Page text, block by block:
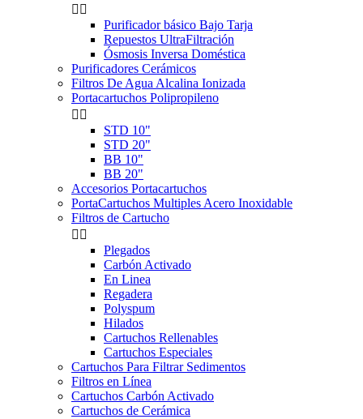
 
Purificador básico Bajo Tarja
Repuestos UltraFiltración
Ósmosis Inversa Doméstica
Purificadores Cerámicos
Filtros De Agua Alcalina Ionizada
Portacartuchos Polipropileno
 
STD 10"
STD 20"
BB 10"
BB 20"
Accesorios Portacartuchos
PortaCartuchos Multiples Acero Inoxidable
Filtros de Cartucho
 
Plegados
Carbón Activado
En Linea
Regadera
Polyspum
Hilados
Cartuchos Rellenables
Cartuchos Especiales
Cartuchos Para Filtrar Sedimentos
Filtros en Línea
Cartuchos Carbón Activado
Cartuchos de Cerámica